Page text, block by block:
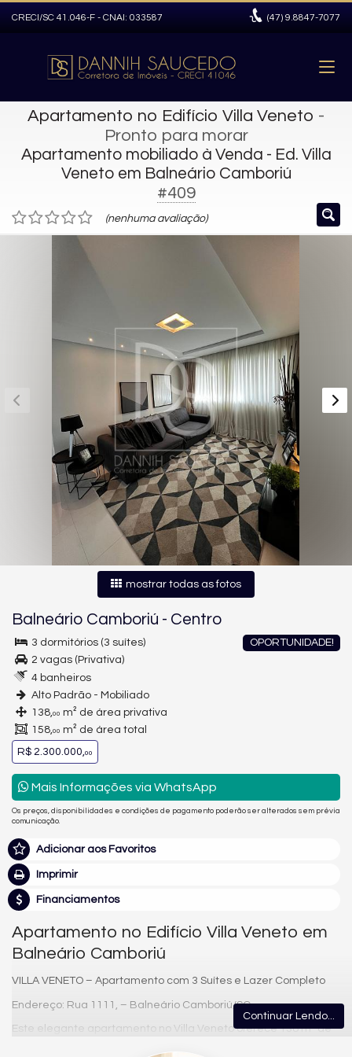
CRECI/SC 41.046-F - CNAI: 033587 (47) 9.8847-7077
Apartamento no Edifício Villa Veneto -
Pronto para morar
Apartamento mobiliado à Venda - Ed. Villa
Veneto em Balneário Camboriú
#409
(nenhuma avaliação)
mostrar todas as fotos
Balneário Camboriú - Centro
OPORTUNIDADE!
3 dormitórios (3 suítes)
2 vagas (Privativa)
4 banheiros
Alto Padrão - Mobiliado
138,00 m² de área privativa
158,00 m² de área total
R$ 2.300.000,00
Mais Informações via WhatsApp
Os preços, disponibilidades e condições de pagamento poderão ser alterados sem prévia
comunicação.
Adicionar aos Favoritos
Imprimir
Financiamentos
Apartamento no Edifício Villa Veneto em
Balneário Camboriú
VILLA VENETO – Apartamento com 3 Suítes e Lazer Completo
Endereço: Rua 1111, – Balneário Camboriú/SC
Este elegante apartamento no Villa Veneto oferece 138 m² de
Continuar Lendo...